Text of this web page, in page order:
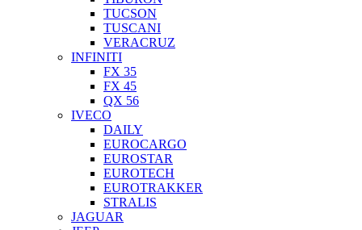
TUCSON
TUSCANI
VERACRUZ
INFINITI
FX 35
FX 45
QX 56
IVECO
DAILY
EUROCARGO
EUROSTAR
EUROTECH
EUROTRAKKER
STRALIS
JAGUAR